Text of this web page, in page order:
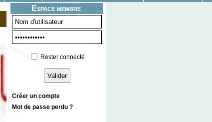
Espace membre
Rester connecté
Créer un compte
Mot de passe perdu ?